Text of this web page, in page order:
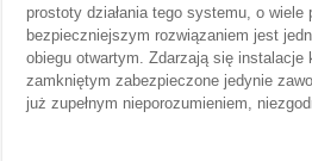
prostoty działania tego systemu, o wiele
bezpieczniejszym rozwiązaniem jest
obiegu otwartym. Zdarzają się instalacje
zamkniętym zabezpieczone jedynie
już zupełnym nieporozumieniem,